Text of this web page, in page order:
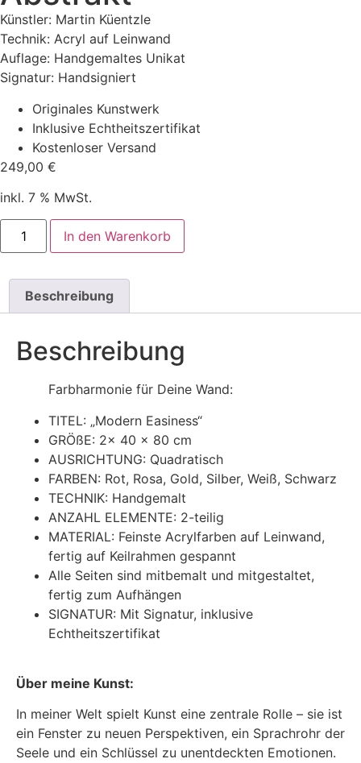
Künstler: Martin Küentzle
Technik: Acryl auf Leinwand
Auflage: Handgemaltes Unikat
Signatur: Handsigniert
Originales Kunstwerk
Inklusive Echtheitszertifikat
Kostenloser Versand
249,00 €
inkl. 7 % MwSt.
In den Warenkorb
Beschreibung
Beschreibung
Farbharmonie für Deine Wand:
TITEL: „Modern Easiness“
GRÖßE: 2x 40 x 80 cm
AUSRICHTUNG: Quadratisch
FARBEN: Rot, Rosa, Gold, Silber, Weiß, Schwarz
TECHNIK: Handgemalt
ANZAHL ELEMENTE: 2-teilig
MATERIAL: Feinste Acrylfarben auf Leinwand,
fertig auf Keilrahmen gespannt
Alle Seiten sind mitbemalt und mitgestaltet,
fertig zum Aufhängen
SIGNATUR: Mit Signatur, inklusive
Echtheitszertifikat
Über meine Kunst:
In meiner Welt spielt Kunst eine zentrale Rolle – sie ist
ein Fenster zu neuen Perspektiven, ein Sprachrohr der
Seele und ein Schlüssel zu unentdeckten Emotionen.